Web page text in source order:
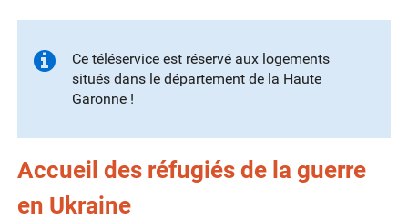
Ce téléservice est réservé aux logements
situés dans le département de la Haute
Garonne !
Accueil des réfugiés de la guerre
en Ukraine